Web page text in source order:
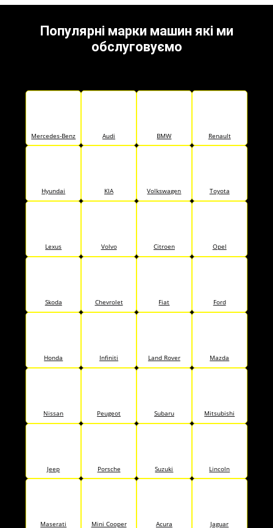
Популярні марки машин які ми
обслуговуємо
Mercedes-Benz Audi BMW Renault
Hyundai KIA Volkswagen Toyota
Lexus Volvo Citroen Opel
Skoda Chevrolet Fiat Ford
Honda Infiniti Land Rover Mazda
Nissan Peugeot Subaru Mitsubishi
Jeep Porsche Suzuki Lincoln
Maserati Mini Cooper Acura Jaguar